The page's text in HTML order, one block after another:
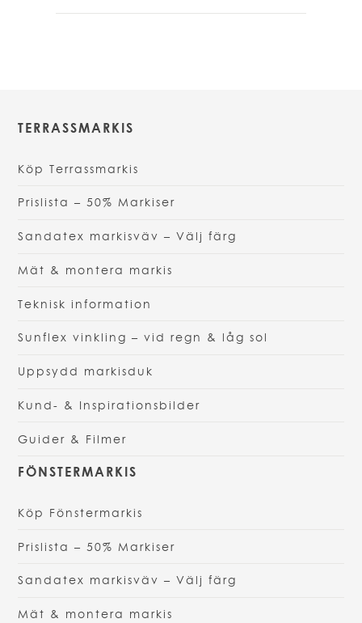
har
TERRASSMARKIS
Köp Terrassmarkis
Prislista – 50% Markiser
Sandatex markisväv – Välj färg
Mät & montera markis
Teknisk information
Sunflex vinkling – vid regn & låg sol
Uppsydd markisduk
Kund- & Inspirationsbilder
Guider & Filmer
FÖNSTERMARKIS
Köp Fönstermarkis
Prislista – 50% Markiser
Sandatex markisväv – Välj färg
Mät & montera markis